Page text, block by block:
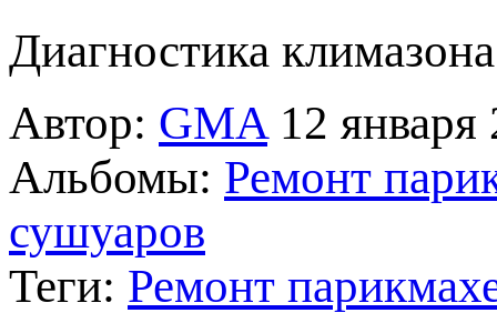
Диагностика
Автор: GMA12 января
Альбомы: Ремонт
сушуаров
Теги: Ремонт